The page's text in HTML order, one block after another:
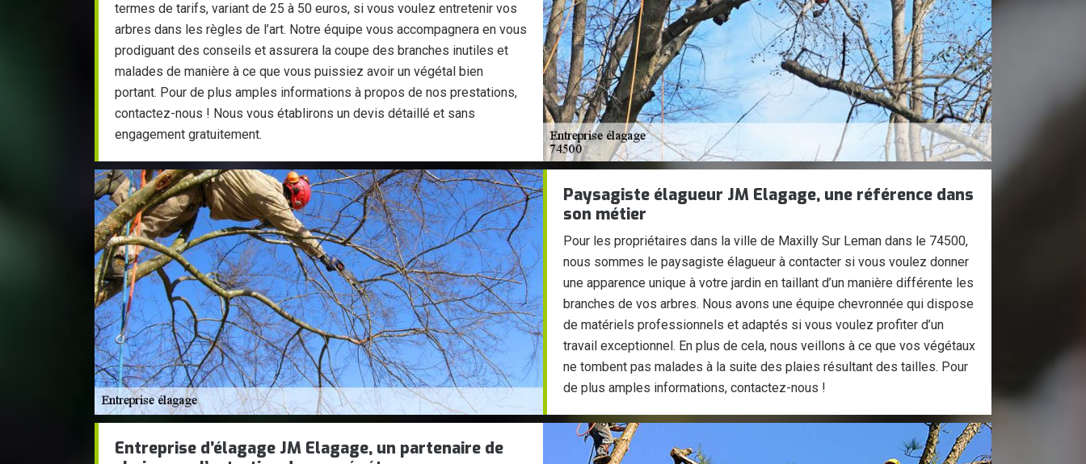
termes de tarifs, variant de 25 à 50 euros, si vous voulez entretenir vos
arbres dans les règles de l’art. Notre équipe vous accompagnera en vous
prodiguant des conseils et assurera la coupe des branches inutiles et
malades de manière à ce que vous puissiez avoir un végétal bien
portant. Pour de plus amples informations à propos de nos prestations,
contactez-nous ! Nous vous établirons un devis détaillé et sans
engagement gratuitement.
Paysagiste élagueur JM Elagage, une référence dans
son métier
Pour les propriétaires dans la ville de Maxilly Sur Leman dans le 74500,
nous sommes le paysagiste élagueur à contacter si vous voulez donner
une apparence unique à votre jardin en taillant d’un manière différente les
branches de vos arbres. Nous avons une équipe chevronnée qui dispose
de matériels professionnels et adaptés si vous voulez profiter d’un
travail exceptionnel. En plus de cela, nous veillons à ce que vos végétaux
ne tombent pas malades à la suite des plaies résultant des tailles. Pour
de plus amples informations, contactez-nous !
Entreprise d’élagage JM Elagage, un partenaire de